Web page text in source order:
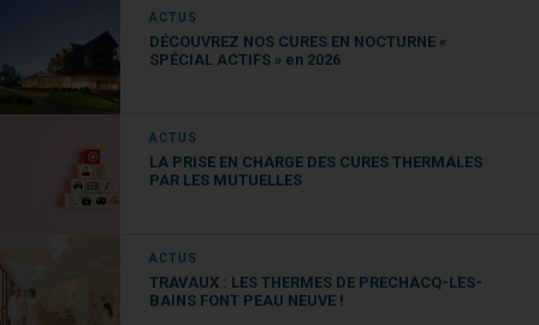
ACTUS
DÉCOUVREZ NOS CURES EN NOCTURNE «
SPÉCIAL ACTIFS » en 2026
ACTUS
LA PRISE EN CHARGE DES CURES THERMALES
PAR LES MUTUELLES
ACTUS
TRAVAUX : LES THERMES DE PRECHACQ-LES-
BAINS FONT PEAU NEUVE !